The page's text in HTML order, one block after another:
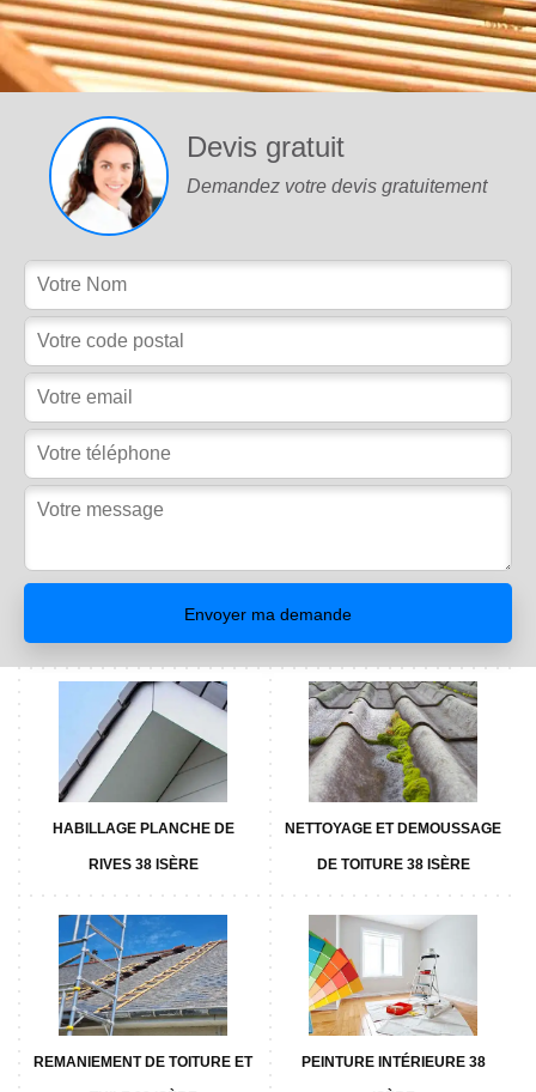
Devis gratuit
Demandez votre devis gratuitement
HABILLAGE PLANCHE DE
RIVES 38 ISÈRE
NETTOYAGE ET DEMOUSSAGE
DE TOITURE 38 ISÈRE
REMANIEMENT DE TOITURE ET PEINTURE INTÉRIEURE 38